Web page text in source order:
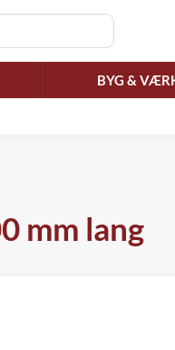
BYG &
mm lang